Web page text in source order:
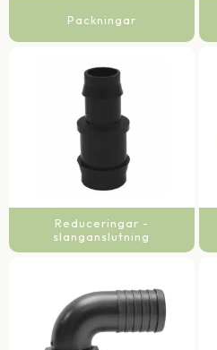
Packningar
Reduceringar -
slanganslutning